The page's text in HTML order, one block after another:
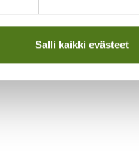
Salli kaikki evästeet